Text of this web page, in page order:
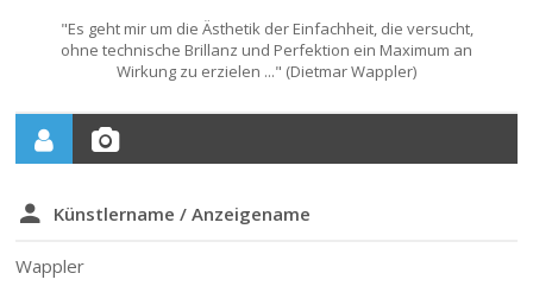
"Es geht mir um die Ästhetik der Einfachheit, die versucht,
ohne technische Brillanz und Perfektion ein Maximum an
Wirkung zu erzielen ..." (Dietmar Wappler)
Künstlername / Anzeigename
Wappler